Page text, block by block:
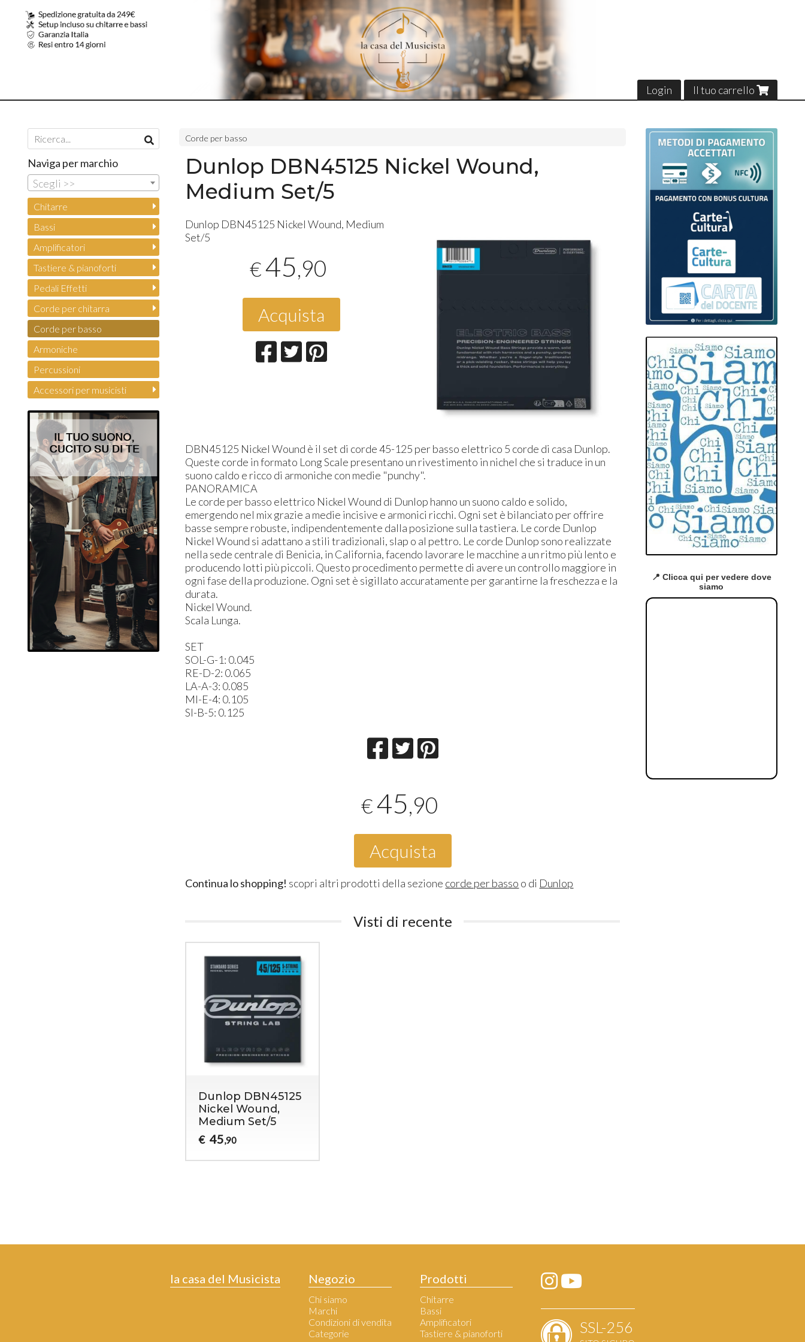
Login Il tuo carrello
Corde per basso
Dunlop DBN45125 Nickel Wound,
Medium Set/5
Dunlop DBN45125 Nickel Wound, Medium
Set/5
€45,90
Acquista
DBN45125 Nickel Wound è il set di corde 45-125 per basso elettrico 5 corde di casa Dunlop.
Queste corde in formato Long Scale presentano un rivestimento in nichel che si traduce in un
suono caldo e ricco di armoniche con medie "punchy".
PANORAMICA
Le corde per basso elettrico Nickel Wound di Dunlop hanno un suono caldo e solido,
emergendo nel mix grazie a medie incisive e armonici ricchi. Ogni set è bilanciato per offrire
basse sempre robuste, indipendentemente dalla posizione sulla tastiera. Le corde Dunlop
Nickel Wound si adattano a stili tradizionali, slap o al pettro. Le corde Dunlop sono realizzate
nella sede centrale di Benicia, in California, facendo lavorare le macchine a un ritmo più lento e
producendo lotti più piccoli. Questo procedimento permette di avere un controllo maggiore in
ogni fase della produzione. Ogni set è sigillato accuratamente per garantirne la freschezza e la
durata.
Nickel Wound.
Scala Lunga.
SET
SOL-G-1: 0.045
RE-D-2: 0.065
LA-A-3: 0.085
MI-E-4: 0.105
SI-B-5: 0.125
€45,90
Acquista
Continua lo shopping! scopri altri prodotti della sezione corde per basso o di Dunlop
Visti di recente
Dunlop DBN45125
Nickel Wound,
Medium Set/5
€ 45,90
Naviga per marchio
Scegli >>
Chitarre
Bassi
Amplificatori
Tastiere & pianoforti
Pedali Effetti
Corde per chitarra
Corde per basso
Armoniche
Percussioni
Accessori per musicisti
📍 Clicca qui per vedere dove
siamo
la casa del Musicista Negozio
Chi siamo
Marchi
Condizioni di vendita
Categorie
Prodotti
Chitarre
Bassi
Amplificatori
Tastiere & pianoforti
SSL-256